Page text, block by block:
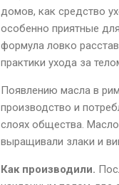
домов, как средство
особенно приятные
формула ловко
практики ухода за
Появлению масла в
производство и
слоях общества.
выращивали злаки и
Как производили.